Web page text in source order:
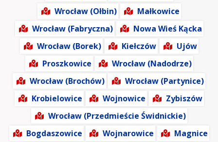
Wrocław (Ołbin)
Małkowice
Wrocław (Fabryczna)
Nowa Wieś Kącka
Wrocław (Borek)
Kiełczów
Ujów
Proszkowice
Wrocław (Nadodrze)
Wrocław (Brochów)
Wrocław (Partynice)
Krobielowice
Wojnowice
Zybiszów
Wrocław (Przedmieście Świdnickie)
Bogdaszowice
Wojnarowice
Magnice